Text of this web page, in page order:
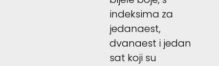
indeksima za
jedanaest,
dvanaest i jedan
sat koji su